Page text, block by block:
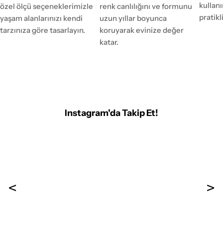
özel ölçü seçeneklerimizle
yaşam alanlarınızı kendi
tarzınıza göre tasarlayın.
renk canlılığını ve formunu
uzun yıllar boyunca
koruyarak evinize değer
katar.
Instagram'da Takip Et!